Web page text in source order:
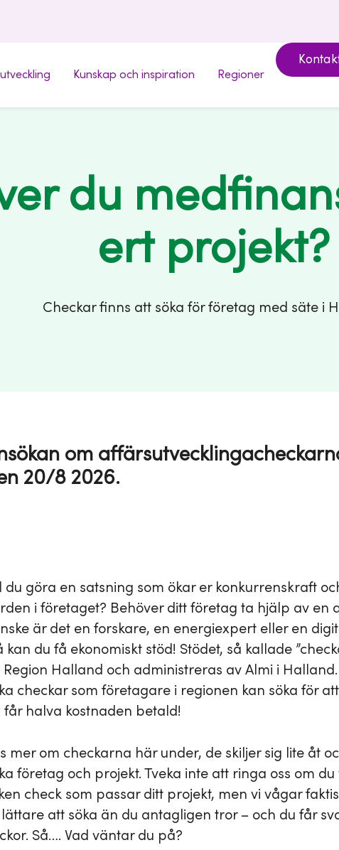
Kunskap och inspiration Regioner
du
ert projekt?
Checkar finns att söka för företag med säte i
om
20/8 2026.
du göra en satsning som ökar er konkurrenskraft
i företaget? Behöver ditt företag ta hjälp av en
är det en forskare, en energiexpert eller en
kan du få ekonomiskt stöd! Stödet, så kallade
Region Halland och administreras av Almi i
checkar som företagare i regionen kan söka för
får halva kostnaden betald!
mer om checkarna här under, de skiljer sig lite åt
företag och projekt. Tveka inte att ringa oss om
check som passar ditt projekt, men vi vågar
att söka än du antagligen tror – och du får
Så…. Vad väntar du på?